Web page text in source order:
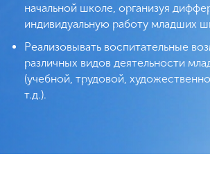
начальной школе, организуя
индивидуальную работу младших
Реализовывать воспитательные
различных видов деятельности
(учебной, трудовой,
т.д.).